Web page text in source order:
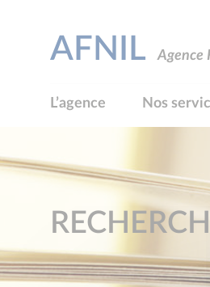
AFNIL Agence
L’agence Nos